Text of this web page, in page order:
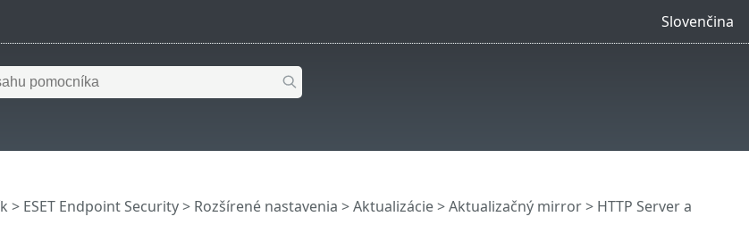
Slovenčina
> ESET Endpoint Security> Rozšírené nastavenia >Aktualizácie>Aktualizačný mirror> HTTP Server a